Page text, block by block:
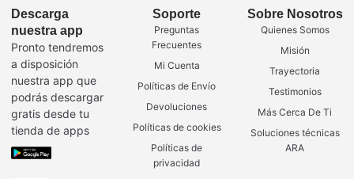
Descarga
nuestra app
Pronto tendremos
a disposición
nuestra app que
podrás descargar
gratis desde tu
tienda de apps
Soporte
Preguntas
Frecuentes
Mi Cuenta
Políticas de Envío
Devoluciones
Políticas de cookies
Políticas de
privacidad
Sobre Nosotros
Quienes Somos
Misión
Trayectoria
Testimonios
Más Cerca De Ti
Soluciones técnicas
ARA